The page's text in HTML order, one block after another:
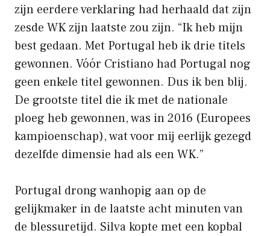
zijn eerdere verklaring had herhaald dat zijn
zesde WK zijn laatste zou zijn. “Ik heb mijn
best gedaan. Met Portugal heb ik drie titels
gewonnen. Vóór Cristiano had Portugal nog
geen enkele titel gewonnen. Dus ik ben blij.
De grootste titel die ik met de nationale
ploeg heb gewonnen, was in 2016 (Europees
kampioenschap), wat voor mij eerlijk gezegd
dezelfde dimensie had als een WK.”
Portugal drong wanhopig aan op de
gelijkmaker in de laatste acht minuten van
de blessuretijd. Silva kopte met een kopbal